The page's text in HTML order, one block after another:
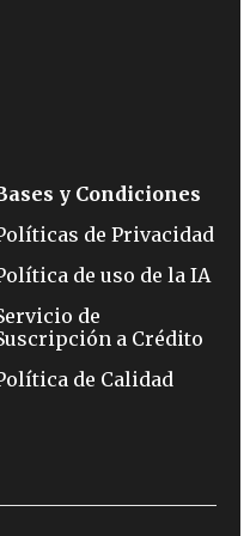
y Condiciones
de Privacidad
de uso de la IA
de
a Crédito
de Calidad